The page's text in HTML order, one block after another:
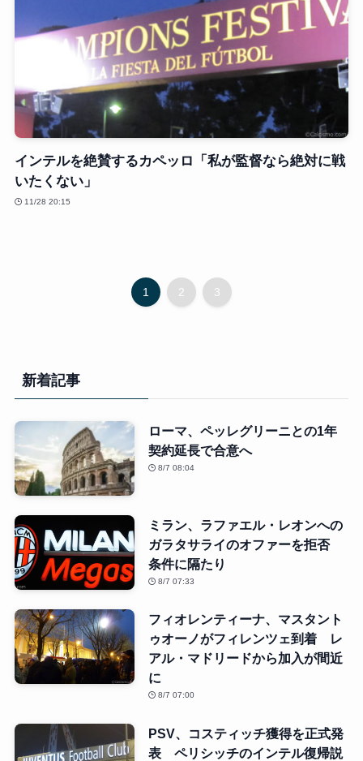
インテルを絶賛するカペッロ「私が監督なら絶対に戦
いたくない」
11/28 20:15
1 2 3
新着記事
ローマ、ペッレグリーニとの1年
契約延長で合意へ
8/7 08:04
ミラン、ラファエル・レオンへの
ガラタサライのオファーを拒否
条件に隔たり
8/7 07:33
フィオレンティーナ、マスタント
ゥオーノがフィレンツェ到着 レ
アル・マドリードから加入が間近
に
8/7 07:00
PSV、コスティッチ獲得を正式発
表 ペリシッチのインテル復帰説